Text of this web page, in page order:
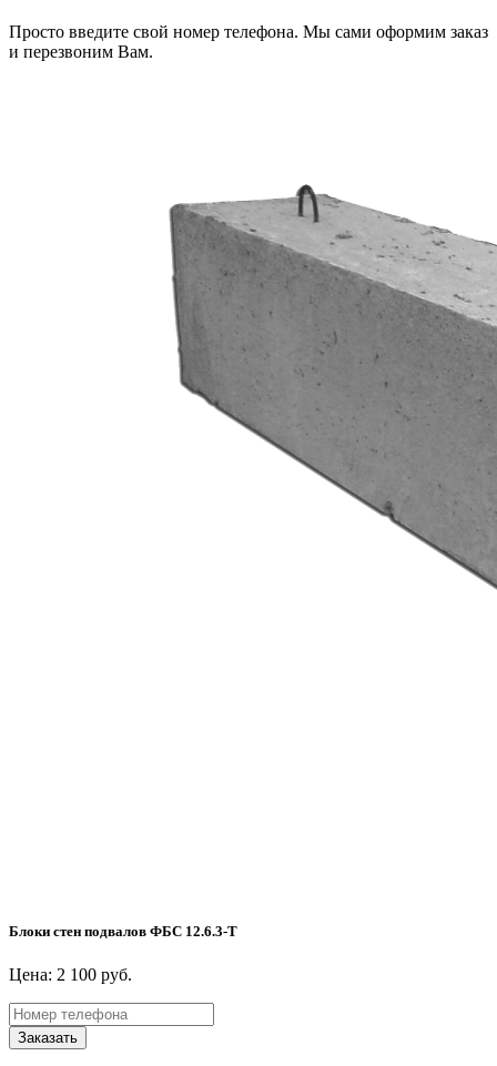
Просто введите свой номер телефона. Мы сами оформим заказ
и перезвоним Вам.
Блоки стен подвалов ФБС 12.6.3-Т
Цена: 2 100 руб.
Заказать